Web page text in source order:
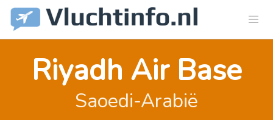
Riyadh Air Base
Saoedi-Arabië